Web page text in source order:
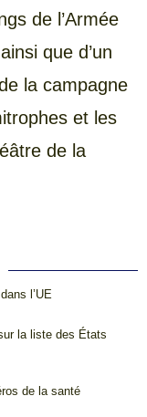
de l’Armée
que d’un
la campagne
et les
de la
l’UE
la liste des États
de la santé